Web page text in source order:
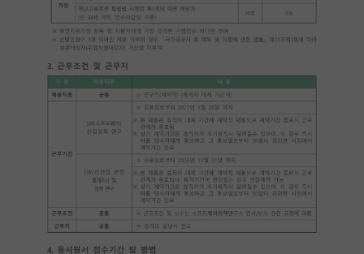
학술 정보 게시판
홍보 게시판
커리어
이벤트
반도체 아카데미
재팬라운지 🌸